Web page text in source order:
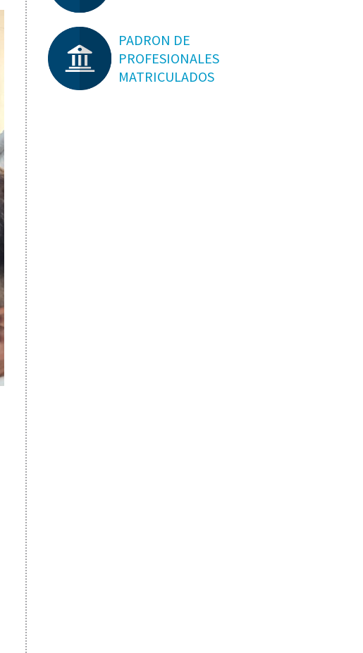
PADRON DE
PROFESIONALES
MATRICULADOS